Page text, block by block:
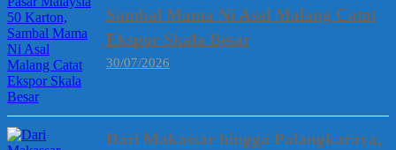
Sambal Mama Ni Asal Malang Catat
Ekspor Skala Besar
30/07/2026
Dari Makassar hingga Palangkaraya,